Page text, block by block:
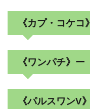
《カプ・コケコ》
《ワンパチ》ー
《パルスワンV》